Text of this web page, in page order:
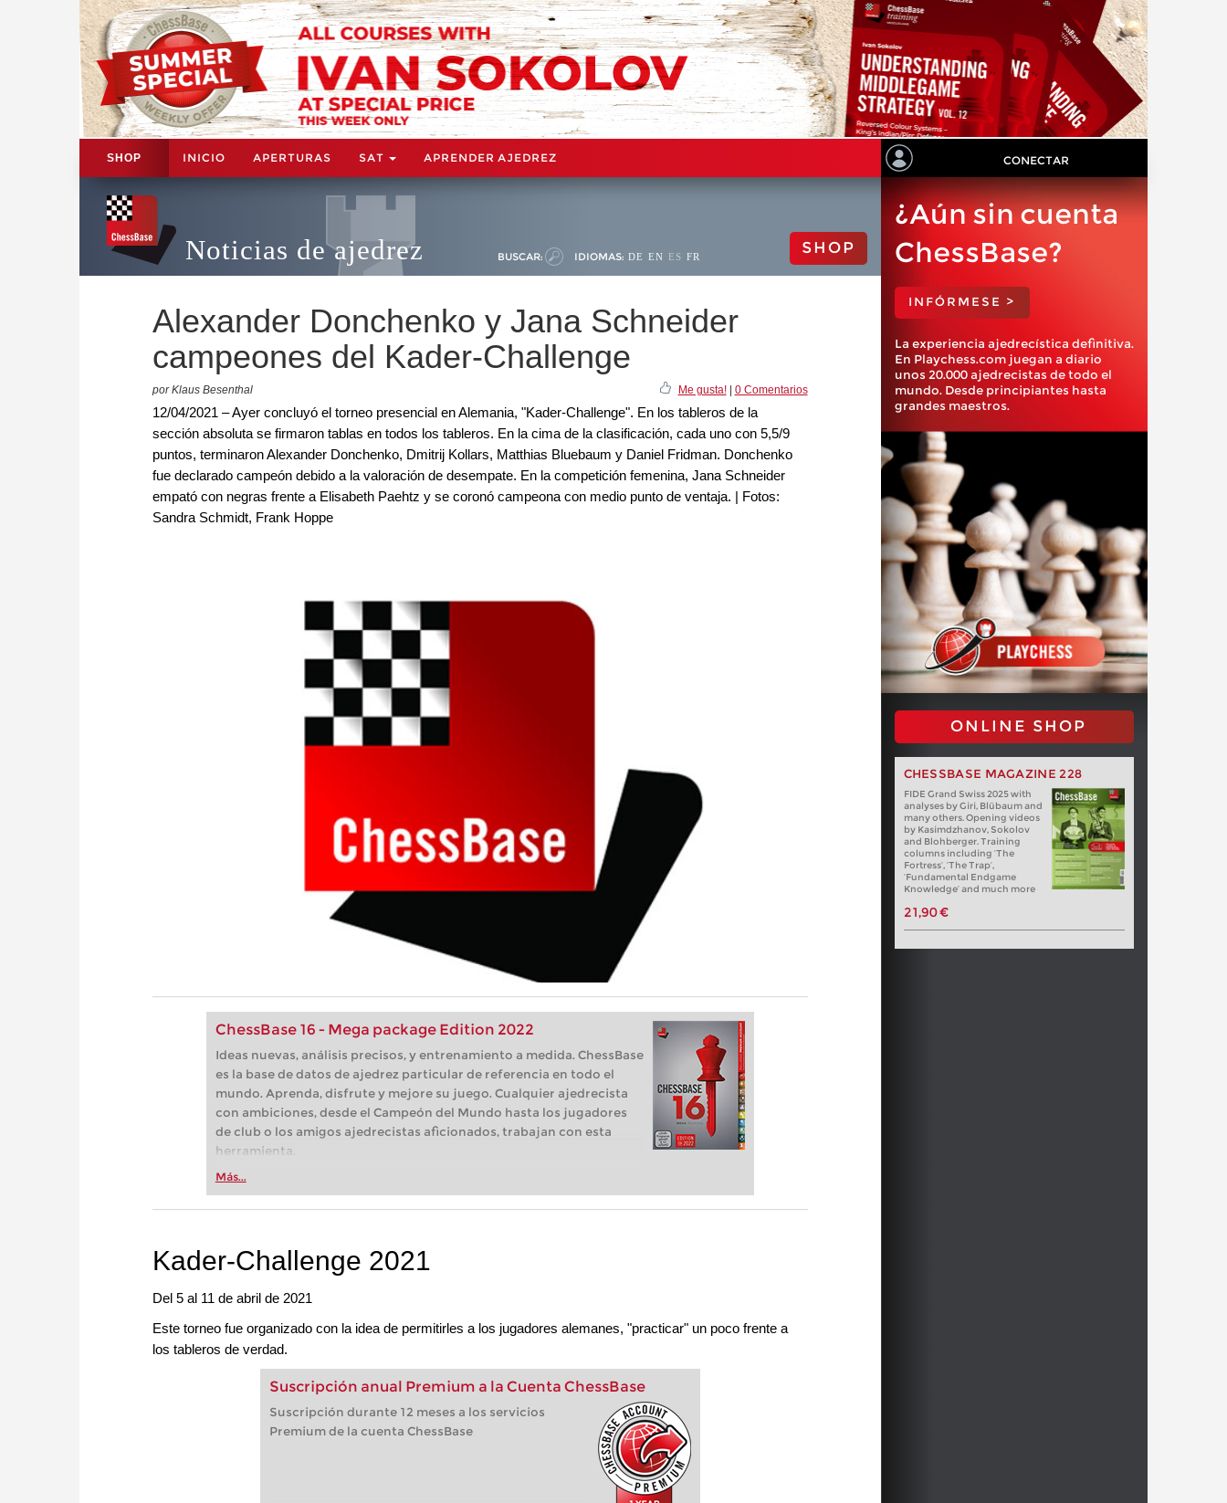
SHOP INICIO APERTURAS SAT APRENDER AJEDREZ CONECTAR
Noticias de ajedrez BUSCAR: IDIOMAS: DE EN ES FR SHOP
Alexander Donchenko y Jana Schneider
campeones del Kader-Challenge
por Klaus Besenthal Me gusta!| 0 Comentarios
12/04/2021 – Ayer concluyó el torneo presencial en Alemania, "Kader-Challenge". En los tableros de la
sección absoluta se firmaron tablas en todos los tableros. En la cima de la clasificación, cada uno con 5,5/9
puntos, terminaron Alexander Donchenko, Dmitrij Kollars, Matthias Bluebaum y Daniel Fridman. Donchenko
fue declarado campeón debido a la valoración de desempate. En la competición femenina, Jana Schneider
empató con negras frente a Elisabeth Paehtz y se coronó campeona con medio punto de ventaja. | Fotos:
Sandra Schmidt, Frank Hoppe
ChessBase 16 - Mega package Edition 2022
Ideas nuevas, análisis precisos, y entrenamiento a medida. ChessBase
es la base de datos de ajedrez particular de referencia en todo el
mundo. Aprenda, disfrute y mejore su juego. Cualquier ajedrecista
con ambiciones, desde el Campeón del Mundo hasta los jugadores
de club o los amigos ajedrecistas aficionados, trabajan con esta
herramienta.
Más...
¿Aún sin cuenta
ChessBase?
INFÓRMESE >
La experiencia ajedrecística definitiva.
En Playchess.com juegan a diario
unos 20.000 ajedrecistas de todo el
mundo. Desde principiantes hasta
grandes maestros.
ONLINE SHOP
CHESSBASE MAGAZINE 228
FIDE Grand Swiss 2025 with
analyses by Giri, Blübaum and
many others. Opening videos
by Kasimdzhanov, Sokolov
and Blohberger. Training
columns including ‘The
Fortress’, ‘The Trap’,
‘Fundamental Endgame
Knowledge’ and much more
21,90 €
Kader-Challenge 2021
Del 5 al 11 de abril de 2021
Este torneo fue organizado con la idea de permitirles a los jugadores alemanes, "practicar" un poco frente a
los tableros de verdad.
Suscripción anual Premium a la Cuenta ChessBase
Suscripción durante 12 meses a los servicios
Premium de la cuenta ChessBase